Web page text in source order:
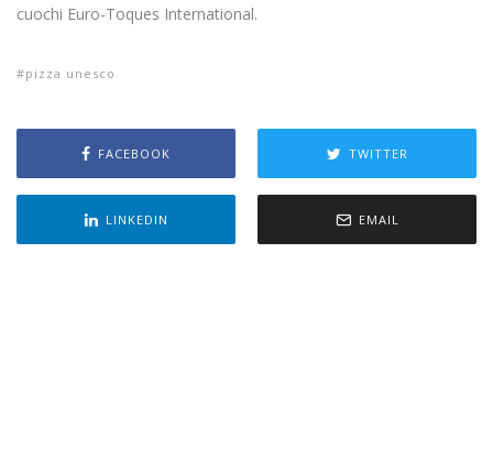
cuochi Euro-Toques International.
pizza unesco
FACEBOOK TWITTER
LINKEDIN EMAIL